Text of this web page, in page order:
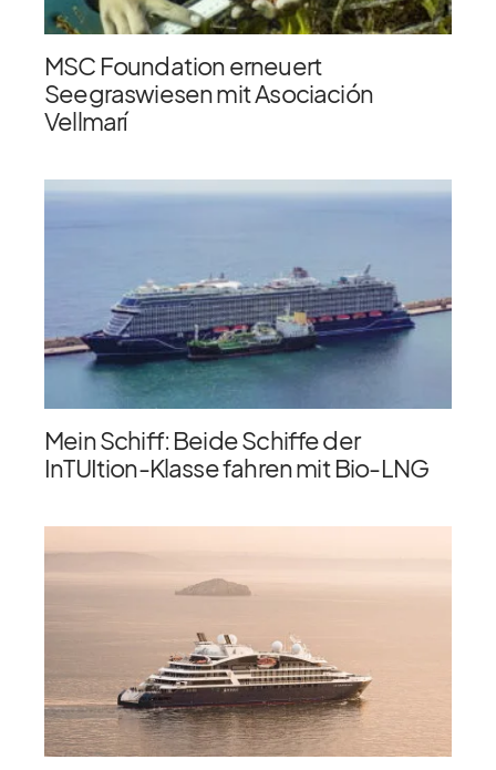
MSC Foundation erneuert
Seegraswiesen mit Asociación
Vellmarí
Mein Schiff: Beide Schiffe der
InTUItion-Klasse fahren mit Bio-LNG